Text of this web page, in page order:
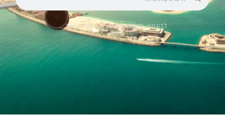
לדוגמא: סיורים, רכבים, אטרקציות ועוד…